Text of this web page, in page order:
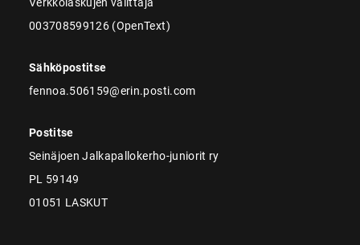
003708599126 (OpenText)
Sähköpostitse
fennoa.506159@erin.posti.com
Postitse
Seinäjoen Jalkapallokerho-juniorit ry
PL 59149
01051 LASKUT